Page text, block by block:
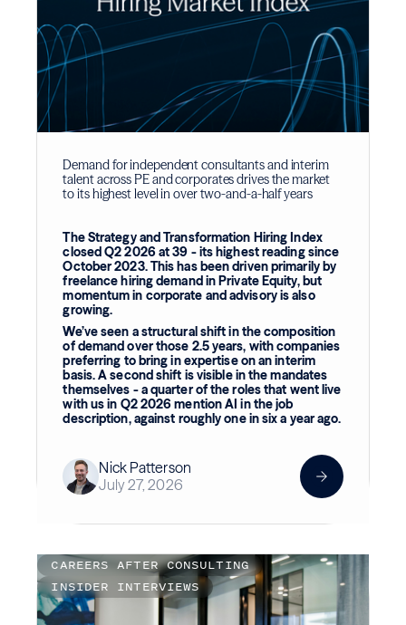
Demand for independent consultants and interim
talent across PE and corporates drives the market
to its highest level in over two-and-a-half years
The Strategy and Transformation Hiring Index
closed Q2 2026 at 39 - its highest reading since
October 2023. This has been driven primarily by
freelance hiring demand in Private Equity, but
momentum in corporate and advisory is also
growing.
We’ve seen a structural shift in the composition
of demand over those 2.5 years, with companies
preferring to bring in expertise on an interim
basis. A second shift is visible in the mandates
themselves - a quarter of the roles that went live
with us in Q2 2026 mention AI in the job
description, against roughly one in six a year ago.
Nick Patterson
July 27, 2026
CAREERS AFTER CONSULTING
INSIDER INTERVIEWS